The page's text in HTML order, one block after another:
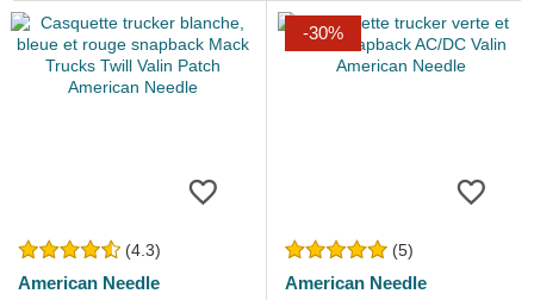
(4.3)
American Needle
-30%
(5)
American Needle